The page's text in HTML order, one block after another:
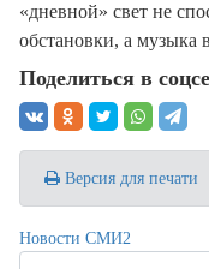
«дневной» свет не
обстановки, а музыка
Поделиться в
Версия для печати
Новости СМИ2